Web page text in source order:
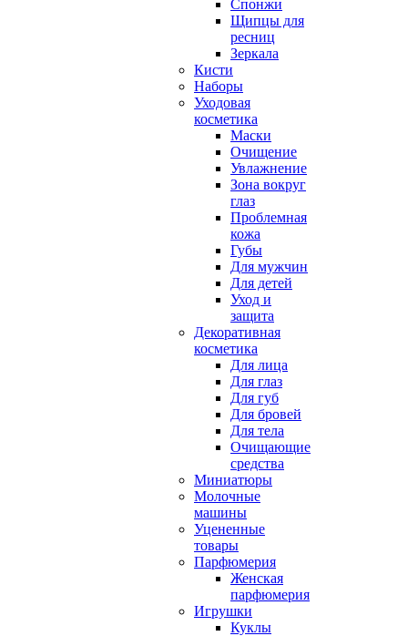
Спонжи
Щипцы для
ресниц
Зеркала
Кисти
Наборы
Уходовая
косметика
Маски
Очищение
Увлажнение
Зона вокруг
глаз
Проблемная
кожа
Губы
Для мужчин
Для детей
Уход и
защита
Декоративная
косметика
Для лица
Для глаз
Для губ
Для бровей
Для тела
Очищающие
средства
Миниатюры
Молочные
машины
Уцененные
товары
Парфюмерия
Женская
парфюмерия
Игрушки
Куклы